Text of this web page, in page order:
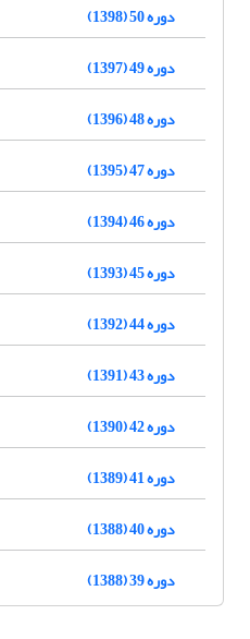
دوره 50 (1398)
دوره 49 (1397)
دوره 48 (1396)
دوره 47 (1395)
دوره 46 (1394)
دوره 45 (1393)
دوره 44 (1392)
دوره 43 (1391)
دوره 42 (1390)
دوره 41 (1389)
دوره 40 (1388)
دوره 39 (1388)